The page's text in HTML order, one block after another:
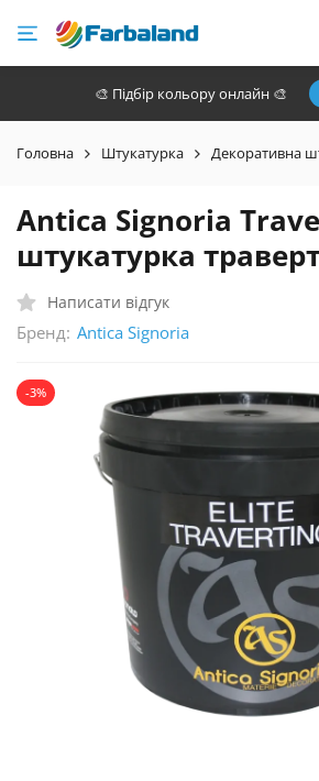
🎨 Підбір кольору онлайн 🎨
Головна Штукатурка Декоративна
Antica Signoria
штукатурка
Написати відгук
Бренд: Antica Signoria
-3%